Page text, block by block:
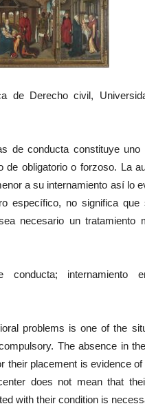
de Derecho civil,
de conducta constituye
de obligatorio o forzoso. La
a su internamiento así lo
específico, no significa que
necesario un tratamiento
conducta; internamiento
problems is one of the
The absence in
their placement is evidence
does not mean that
with their condition is